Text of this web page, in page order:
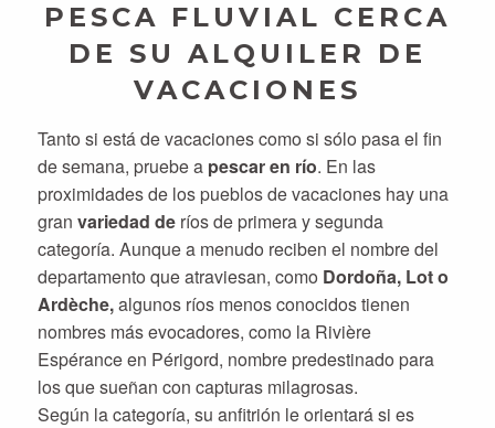
PESCA FLUVIAL CERCA
DE SU ALQUILER DE
VACACIONES
Tanto si está de vacaciones como si sólo pasa el fin
de semana, pruebe a pescar en río. En las
proximidades de los pueblos de vacaciones hay una
gran variedad de ríos de primera y segunda
categoría. Aunque a menudo reciben el nombre del
departamento que atraviesan, como Dordoña, Lot o
Ardèche,algunos ríos menos conocidos tienen
nombres más evocadores, como la Rivière
Espérance en Périgord, nombre predestinado para
los que sueñan con capturas milagrosas.
Según la categoría, su anfitrión le orientará si es